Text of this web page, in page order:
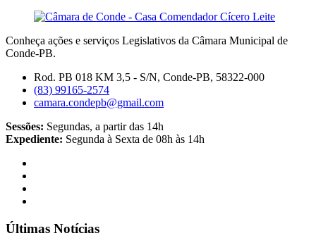
Conheça ações e serviços Legislativos da Câmara Municipal de
Conde-PB.
Rod. PB 018 KM 3,5 - S/N, Conde-PB, 58322-000
(83) 99165-2574
camara.condepb@gmail.com
Sessões: Segundas, a partir das 14h
Expediente: Segunda à Sexta de 08h às 14h
Últimas Notícias